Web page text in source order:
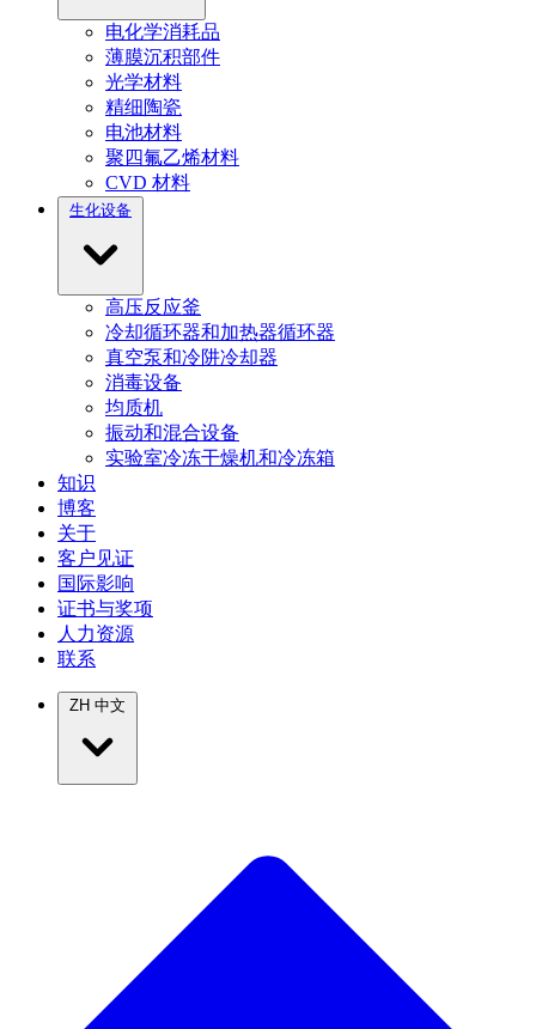
电化学消耗品
薄膜沉积部件
光学材料
精细陶瓷
电池材料
聚四氟乙烯材料
CVD 材料
生化设备
高压反应釜
冷却循环器和加热器循环器
真空泵和冷阱冷却器
消毒设备
均质机
振动和混合设备
实验室冷冻干燥机和冷冻箱
知识
博客
关于
客户见证
国际影响
证书与奖项
人力资源
联系
ZH 中文